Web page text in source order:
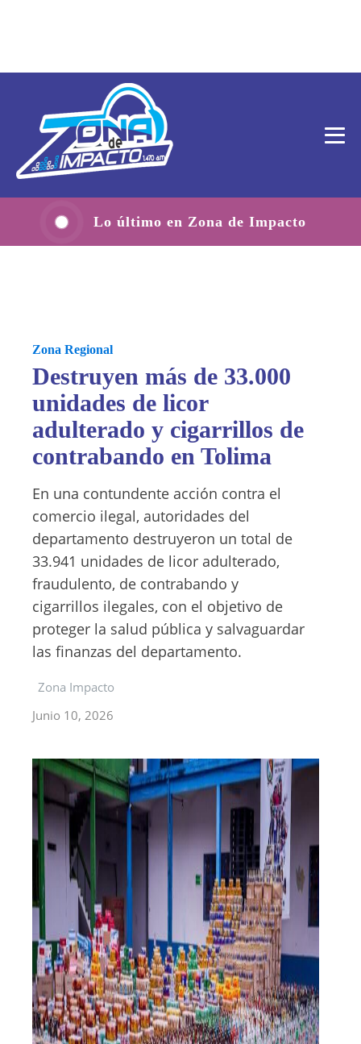
Lo último en Zona de Impacto
Zona Regional
Destruyen más de 33.000
unidades de licor
adulterado y cigarrillos de
contrabando en Tolima
En una contundente acción contra el
comercio ilegal, autoridades del
departamento destruyeron un total de
33.941 unidades de licor adulterado,
fraudulento, de contrabando y
cigarrillos ilegales, con el objetivo de
proteger la salud pública y salvaguardar
las finanzas del departamento.
Zona Impacto
Junio 10, 2026